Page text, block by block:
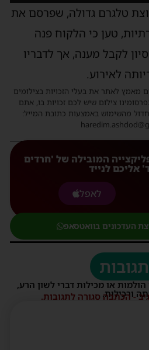
טלגרם גדולה, שפרסם את
טען כי הלקוח פנה
לקבל מענה, אך לדבריו
לאירוע.
מאמץ לאתר את בעלי הזכויות בצילומים
צילום שיש לכם זכויות בו, אתם
מהשימוש באמצעות כתובת המייל:
המובילה של 'חרדים
אליכם לנייד
לאפל
העדכונים בוואטסאפ
או מכילות דברי לשון הרע,
ורכילות.
- הכתבה סגורה לתגובות.